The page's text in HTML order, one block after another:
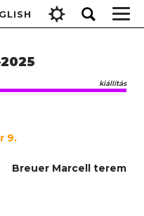
kiállítás
9.
Breuer Marcell terem